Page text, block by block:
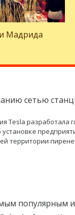
Мадрида
сетью
Tesla разработала
территории
популярным